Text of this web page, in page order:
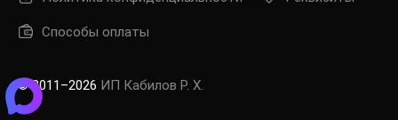
Способы оплаты
© 2011–2026 ИП Кабилов Р. Х.